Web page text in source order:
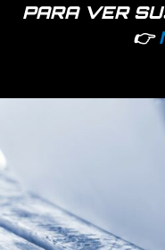
un periodo de garantía
Productos
PARA VER
👉